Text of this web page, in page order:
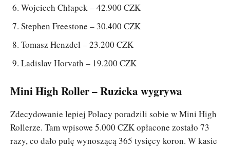
Wojciech Chłapek – 42.900 CZK
Stephen Freestone – 30.400 CZK
Tomasz Henzdel – 23.200 CZK
Ladislav Horvath – 19.200 CZK
Mini High Roller – Ruzicka wygrywa
Zdecydowanie lepiej Polacy poradzili sobie w Mini High
Rollerze. Tam wpisowe 5.000 CZK opłacone zostało 73
razy, co dało pulę wynoszącą 365 tysięcy koron. W kasie